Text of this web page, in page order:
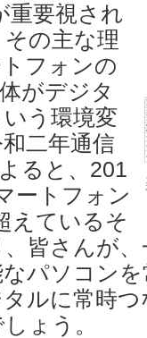
要視され
の主な理
フォンの
がデジタ
う環境変
二年通信
ると、201
ートフォン
えているそ
皆さんが
パソコン
ルに常時
ょう。